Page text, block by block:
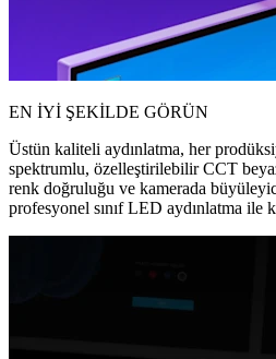
EN İYİ ŞEKİLDE GÖRÜN
Üstün kaliteli aydınlatma, her
spektrumlu, özelleştirilebilir CCT
renk doğruluğu ve kamerada
profesyonel sınıf LED aydınlatma ile